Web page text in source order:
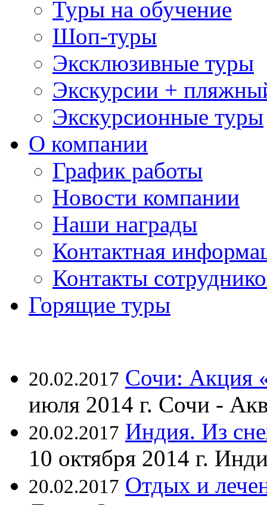
Туры на обучение
Шоп-туры
Эксклюзивные туры
Экскурсии +
Экскурсионные туры
О компании
График работы
Новости компании
Наши награды
Контактная
Контакты
Горящие туры
20.02.2017 Сочи: Акция
июля 2014 г. Сочи -
20.02.2017 Индия. Из
10 октября 2014 г.
20.02.2017 Отдых и